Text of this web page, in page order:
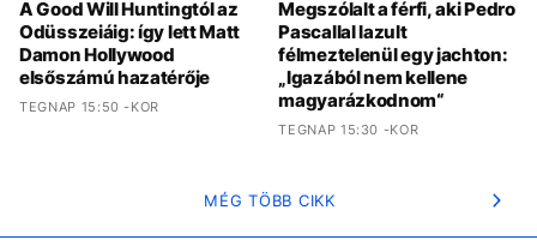
A Good Will Huntingtól az
Odüsszeiáig: így lett Matt
Damon Hollywood
elsőszámú hazatérője
TEGNAP 15:50 -KOR
Megszólalt a férfi, aki Pedro
Pascallal lazult
félmeztelenül egy jachton:
„Igazából nem kellene
magyarázkodnom“
TEGNAP 15:30 -KOR
MÉG TÖBB CIKK